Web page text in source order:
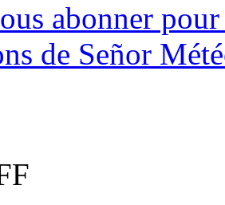
abonner
de Señor